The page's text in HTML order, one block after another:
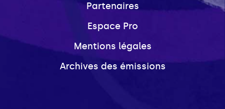
Partenaires
Espace Pro
Mentions légales
Archives des émissions